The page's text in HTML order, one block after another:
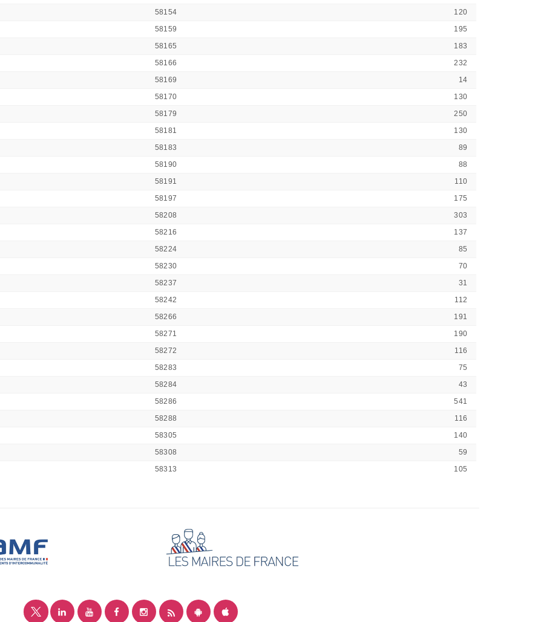
58154
120
58159
195
58165
183
58166
232
58169
14
58170
130
58179
250
58181
130
58183
89
58190
88
58191
110
58197
175
58208
303
58216
137
58224
85
58230
70
58237
31
58242
112
58266
191
58271
190
58272
116
58283
75
58284
43
58286
541
58288
116
58305
140
58308
59
58313 105